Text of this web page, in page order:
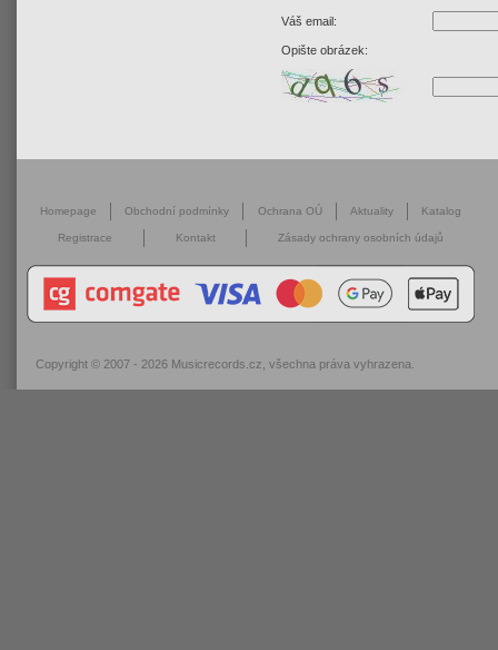
Váš email:
Opište obrázek:
Homepage Obchodní podmínky Ochrana OÚ Aktuality Katalog
Registrace Kontakt Zásady ochrany osobních údajů
Copyright © 2007 - 2026 Musicrecords.cz , všechna práva vyhrazena.